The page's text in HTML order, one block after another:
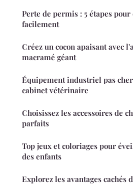
Perte de permis : 5 étapes
facilement
Créez un cocon apaisant avec
macramé géant
Équipement industriel pas
cabinet vétérinaire
Choisissez les accessoires de
parfaits
Top jeux et coloriages pour
des enfants
Explorez les avantages cachés